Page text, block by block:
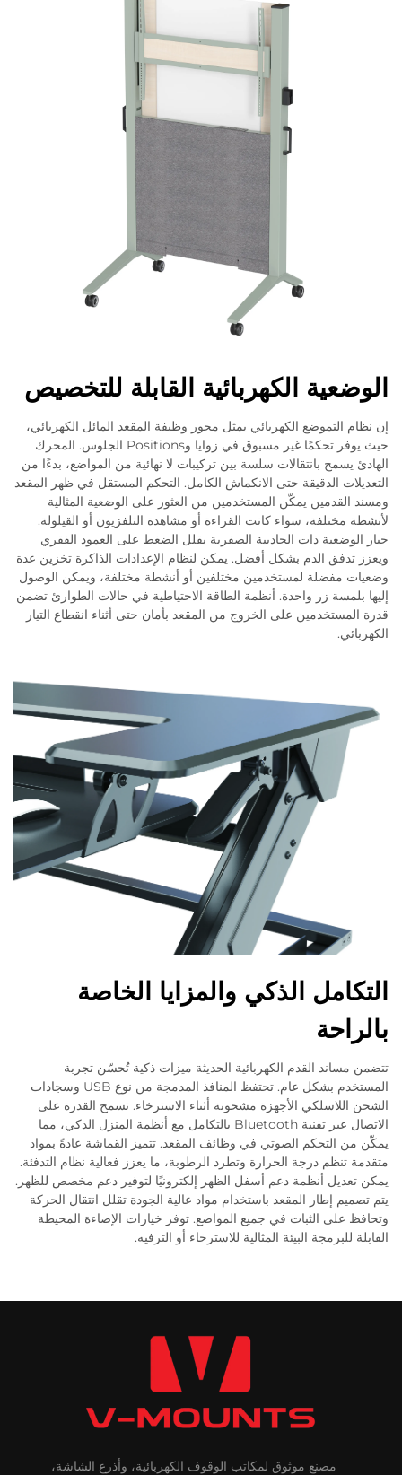
الوضعية الكهربائية القابلة للتخصيص
إن نظام التموضع الكهربائي يمثل محور وظيفة المقعد المائل الكهربائي،
حيث يوفر تحكمًا غير مسبوق في زوايا وPositions الجلوس. المحرك
الهادئ يسمح بانتقالات سلسة بين تركيبات لا نهائية من المواضع، بدءًا من
التعديلات الدقيقة حتى الانكماش الكامل. التحكم المستقل في ظهر المقعد
ومسند القدمين يمكّن المستخدمين من العثور على الوضعية المثالية
لأنشطة مختلفة، سواء كانت القراءة أو مشاهدة التلفزيون أو القيلولة.
خيار الوضعية ذات الجاذبية الصفرية يقلل الضغط على العمود الفقري
ويعزز تدفق الدم بشكل أفضل. يمكن لنظام الإعدادات الذاكرة تخزين عدة
وضعيات مفضلة لمستخدمين مختلفين أو أنشطة مختلفة، ويمكن الوصول
إليها بلمسة زر واحدة. أنظمة الطاقة الاحتياطية في حالات الطوارئ تضمن
قدرة المستخدمين على الخروج من المقعد بأمان حتى أثناء انقطاع التيار
الكهربائي.
التكامل الذكي والمزايا الخاصة
بالراحة
تتضمن مساند القدم الكهربائية الحديثة ميزات ذكية تُحسّن تجربة
المستخدم بشكل عام. تحتفظ المنافذ المدمجة من نوع USB وسجادات
الشحن اللاسلكي الأجهزة مشحونة أثناء الاسترخاء. تسمح القدرة على
الاتصال عبر تقنية Bluetooth بالتكامل مع أنظمة المنزل الذكي، مما
يمكّن من التحكم الصوتي في وظائف المقعد. تتميز القماشة عادةً بمواد
متقدمة تنظم درجة الحرارة وتطرد الرطوبة، ما يعزز فعالية نظام التدفئة.
يمكن تعديل أنظمة دعم أسفل الظهر إلكترونيًا لتوفير دعم مخصص للظهر.
يتم تصميم إطار المقعد باستخدام مواد عالية الجودة تقلل انتقال الحركة
وتحافظ على الثبات في جميع المواضع. توفر خيارات الإضاءة المحيطة
القابلة للبرمجة البيئة المثالية للاسترخاء أو الترفيه.
مصنع موثوق لمكاتب الوقوف الكهربائية، وأذرع الشاشة،